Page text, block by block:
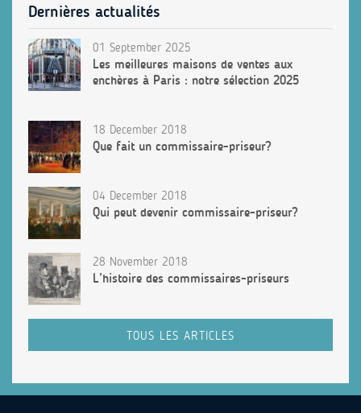
Dernières actualités
01 September 2025
Les meilleures maisons de ventes aux
enchères à Paris : notre sélection 2025
18 December 2018
Que fait un commissaire-priseur?
04 December 2018
Qui peut devenir commissaire-priseur?
28 November 2018
L’histoire des commissaires-priseurs
TOUS LES ARTICLES